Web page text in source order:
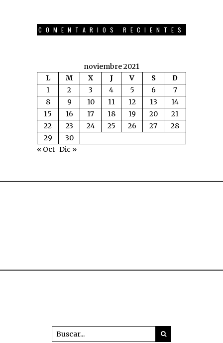
COMENTARIOS RECIENTES
noviembre 2021
L
M X J V S
D
1
2 3 4 5 6
7
8
9 10 11 12 13
14
15
16 17 18 19 20
21
22
23 24 25 26 27
28
29
30
« Oct Dic »